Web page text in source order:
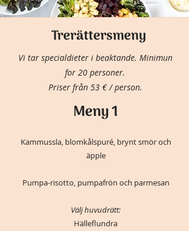
Trerättersmeny
Vi tar specialdieter i beaktande. Minimun
for 20 personer.
Priser från 53 € / person.
Meny 1
Kammussla, blomkålspuré, brynt smör och
äpple
Pumpa-risotto, pumpafrön och parmesan
Välj huvudrätt:
Hälleflundra